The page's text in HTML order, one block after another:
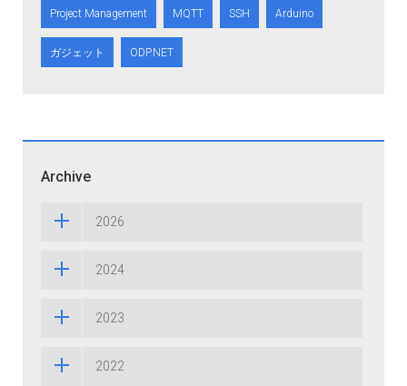
Project Management MQTT SSH Arduino
ガジェット ODP.NET
Archive
2026
2024
2023
2022